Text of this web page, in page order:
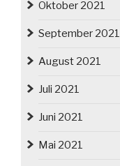
Oktober 2021
September 2021
August 2021
Juli 2021
Juni 2021
Mai 2021